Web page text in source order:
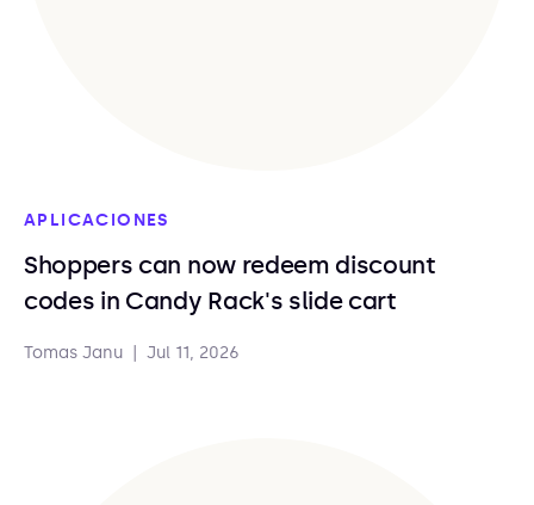
APLICACIONES
Shoppers can now redeem discount
codes in Candy Rack's slide cart
Tomas Janu Jul 11, 2026